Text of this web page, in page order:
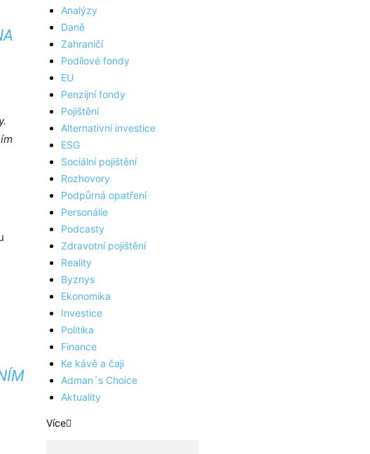
Analýzy
Daně
Zahraničí
Podílové fondy
EU
Penzijní fondy
Pojištění
Alternativní investice
ESG
Sociální pojištění
Rozhovory
Podpůrná opatření
Personálie
Podcasty
Zdravotní pojištění
Reality
Byznys
Ekonomika
Investice
Politika
Finance
Ke kávě a čaji
Adman´s Choice
Aktuality
Více